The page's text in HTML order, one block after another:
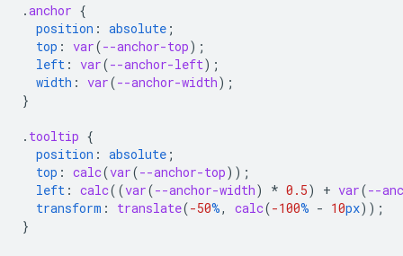
.anchor {
position : absolute ;
top : var(--anchor-top);
left : var(--anchor-left);
width : var(--anchor-width);
}
. tooltip {
position : absolute ;
top : calc(var(--anchor-top));
left : calc( (var(--anchor-width) * 0.5) + var(--
transform : translate(-50%, calc(-100% - 10px));
}